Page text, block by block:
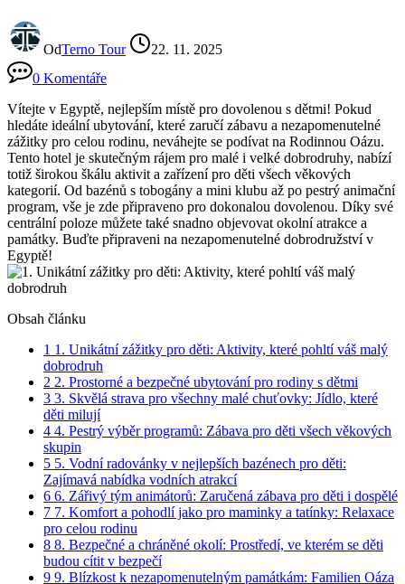
OdTerno Tour
22. 11. 2025
0 Komentáře
Vítejte v Egyptě, nejlepším místě pro dovolenou s dětmi! Pokud
hledáte ideální ubytování, které zaručí zábavu a nezapomenutelné
zážitky pro celou rodinu, neváhejte se podívat na Rodinnou Oázu.
Tento hotel je skutečným rájem pro malé i velké dobrodruhy, nabízí
totiž širokou škálu aktivit a zařízení pro děti všech věkových
kategorií. Od bazénů s tobogány a mini klubu až po pestrý animační
program, vše je zde připraveno pro dokonalou dovolenou. Díky své
centrální poloze můžete také snadno objevovat okolní atrakce a
památky. Buďte připraveni na nezapomenutelné dobrodružství v
Egyptě!
Obsah článku
1 1. Unikátní zážitky pro děti: Aktivity, které pohltí váš malý
dobrodruh
2 2. Prostorné a bezpečné ubytování pro rodiny s dětmi
3 3. Skvělá strava pro všechny malé chuťovky: Jídlo, které
děti milují
4 4. Pestrý výběr programů: Zábava pro děti všech věkových
skupin
5 5. Vodní radovánky v nejlepších bazénech pro děti:
Zajímavá nabídka vodních atrakcí
6 6. Zářivý tým animátorů: Zaručená zábava pro děti i dospělé
7 7. Komfort a pohodlí jako pro maminky a tatínky: Relaxace
pro celou rodinu
8 8. Bezpečné a chráněné okolí: Prostředí, ve kterém se děti
budou cítit v bezpečí
9 9. Blízkost k nezapomenutelným památkám: Familien Oáza